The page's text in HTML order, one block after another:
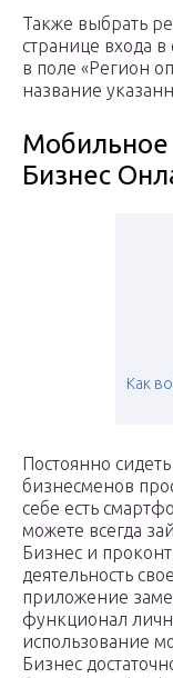
Также выбрать
странице входа
в поле «Регион
название
Мобильное
Бизнес
Как
Постоянно
бизнесменов
себе есть
можете всегда
Бизнес и
деятельность
приложение
функционал
использование
Бизнес